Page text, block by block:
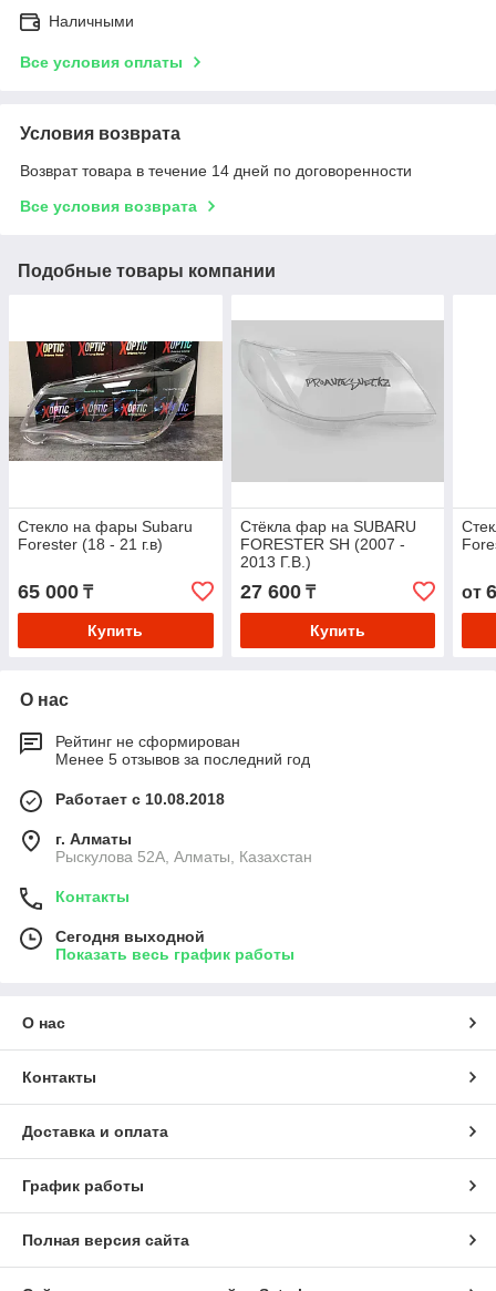
Наличными
Все условия оплаты
Условия возврата
Возврат товара в течение 14 дней по договоренности
Все условия возврата
Подобные товары компании
Стекло на фары Subaru
Forester (18 - 21 г.в)
65 000 ₸
Купить
Стёкла фар на SUBARU
FORESTER SH (2007 -
2013 Г.В.)
27 600₸
Купить
от
О нас
Рейтинг не сформирован
Менее 5 отзывов за последний год
Работает с 10.08.2018
г. Алматы
Рыскулова 52А, Алматы, Казахстан
Контакты
Сегодня выходной
Показать весь график работы
О нас
Контакты
Доставка и оплата
График работы
Полная версия сайта